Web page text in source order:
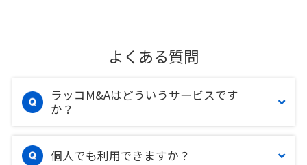
よくある質問
ラッコM&Aはどういうサービスです
か？
個人でも利用できますか？